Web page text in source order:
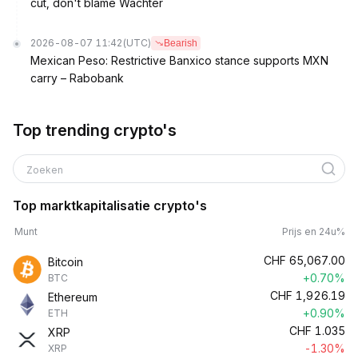
cut, don't blame Wachter
2026-08-07 11:42 (UTC) Bearish
Mexican Peso: Restrictive Banxico stance supports MXN
carry – Rabobank
Top trending crypto's
Zoeken
Top marktkapitalisatie crypto's
Munt Prijs en 24u%
Bitcoin
BTC
CHF 65,067.00
+0.70%
Ethereum
ETH
CHF 1,926.19
+0.90%
XRP
XRP
CHF 1.035
-1.30%